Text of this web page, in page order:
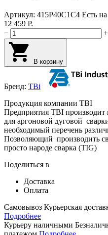
Артикул: 415P40C1C4 Есть
12 459 Р.
−
+
В корзину
Бренд: TBi
Продукция компании TBI
Предприятия TBI производит
для аргоновой дуговой
необходимый перечень
Позволяющий производить
просто народе сварка (TIG)
Поделиться в
Доставка
Оплата
Самовывоз Курьерская
Подробнее
Курьеру наличными